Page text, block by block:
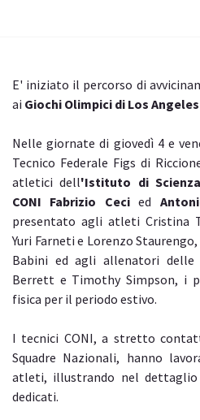
E' iniziato il percorso di
ai Giochi Olimpici di Los Angeles
Nelle giornate di giovedì 4 e
Tecnico Federale Figs di
atletici dell'Istituto di
CONI Fabrizio Cecied
presentato agli atleti Cristina
Yuri Farneti e Lorenzo
Babini ed agli allenatori delle
Berrett e Timothy Simpson, i
fisica per il periodo estivo.
I tecnici CONI, a stretto
Squadre Nazionali, hanno
atleti, illustrando nel
dedicati.